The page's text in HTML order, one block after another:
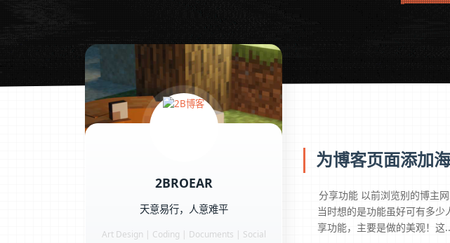
2BROEAR
天意易行，人意难平
Art Design | Coding | Documents | Social
为博客页面添加
分享功能 以前浏览别的博主
当时想的是功能虽好可有多
享功能，主要是做的美观！这